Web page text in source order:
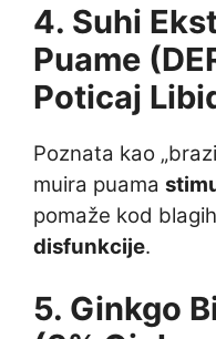
4. Suhi
Puame
Poticaj
Poznata kao
muira puama
pomaže kod
disfunkcije.
5. Ginkgo